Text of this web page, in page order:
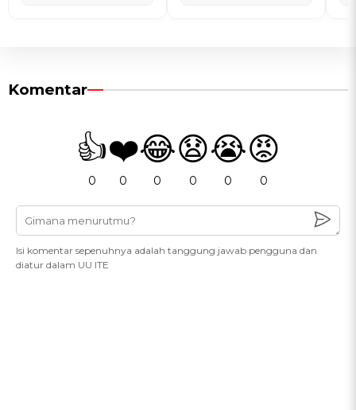
Komentar
👍
0
❤️
0
😂
0
😧
0
😭
0
😡
0
Isi komentar sepenuhnya adalah tanggung jawab pengguna dan
diatur dalam UU ITE